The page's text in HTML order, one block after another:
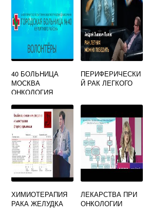
40 БОЛЬНИЦА
МОСКВА
ОНКОЛОГИЯ
ПЕРИФЕРИЧЕСКИ
Й РАК ЛЕГКОГО
ХИМИОТЕРАПИЯ
РАКА ЖЕЛУДКА
ЛЕКАРСТВА ПРИ
ОНКОЛОГИИ